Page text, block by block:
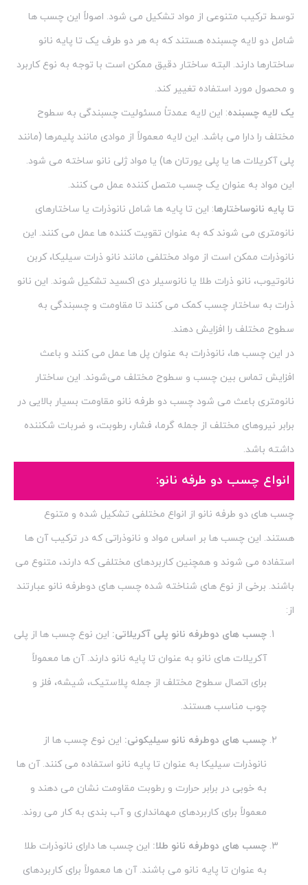
توسط ترکیب متنوعی از مواد تشکیل می شود. اصولاً این چسب ها
شامل دو لایه چسبنده هستند که به هر دو طرف یک تا پایه نانو
ساختارها دارند. البته ساختار دقیق ممکن است با توجه به نوع کاربرد
و محصول مورد استفاده تغییر کند.
یک لایه چسبنده: این لایه عمدتاً مسئولیت چسبندگی به سطوح
مختلف را دارا می باشد. این لایه معمولاً از موادی مانند پلیمرها (مانند
پلی آکریلات ها یا پلی یورتان ها) یا مواد ژلی نانو ساخته می شود.
این مواد به عنوان یک چسب متصل کننده عمل می کنند.
تا پایه نانوساختارها: این تا پایه ها شامل نانوذرات یا ساختارهای
نانومتری می شوند که به عنوان تقویت کننده ها عمل می کنند. این
نانوذرات ممکن است از مواد مختلفی مانند نانو ذرات سیلیکا، کربن
نانوتیوب، نانو ذرات طلا یا نانوسیلر دی اکسید تشکیل شوند. این نانو
ذرات به ساختار چسب کمک می کنند تا مقاومت و چسبندگی به
سطوح مختلف را افزایش دهند.
در این چسب ها، نانوذرات به عنوان پل ها عمل می کنند و باعث
افزایش تماس بین چسب و سطوح مختلف می‌شوند. این ساختار
نانومتری باعث می شود چسب دو طرفه نانو مقاومت بسیار بالایی در
برابر نیروهای مختلف از جمله گرما، فشار، رطوبت، و ضربات شکننده
داشته باشد.
انواع چسب دو طرفه نانو:
چسب های دو طرفه نانو از انواع مختلفی تشکیل شده و متنوع
هستند. این چسب ها بر اساس مواد و نانوذراتی که در ترکیب آن ها
استفاده می شوند و همچنین کاربردهای مختلفی که دارند، متنوع می
باشند. برخی از نوع های شناخته شده چسب های دوطرفه نانو عبارتند
از:
چسب های دوطرفه نانو پلی آکریلاتی: این نوع چسب ها از پلی
آکریلات های نانو به عنوان تا پایه نانو دارند. آن ها معمولاً
برای اتصال سطوح مختلف از جمله پلاستیک، شیشه، فلز و
چوب مناسب هستند.
چسب های دوطرفه نانو سیلیکونی: این نوع چسب ها از
نانوذرات سیلیکا به عنوان تا پایه نانو استفاده می کنند. آن ها
به خوبی در برابر حرارت و رطوبت مقاومت نشان می دهند و
معمولاً برای کاربردهای مهمانداری و آب بندی به کار می روند.
چسب های دوطرفه نانو طلا: این چسب ها دارای نانوذرات طلا
به عنوان تا پایه نانو می باشند. آن ها معمولاً برای کاربردهای